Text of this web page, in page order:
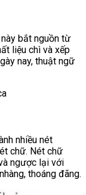
bắt nguồn từ
liệu chì và xếp
nay, thuật ngữ
nhiều nét
chữ. Nét chữ
ngược lại với
thoáng đãng.